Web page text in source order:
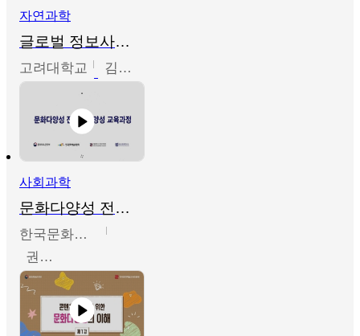
자연과학
글로벌 정보사회와 통계의 창의적 기능
고려대학교 김희영
사회과학
문화다양성 전문인력 양성 기본과정 - 문화다양성의 이해
한국문화예술교육진흥원
권숙인 외 8명